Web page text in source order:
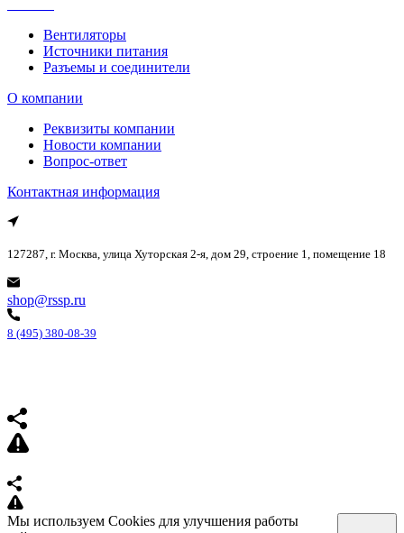
Вентиляторы
Источники питания
Разъемы и соединители
О компании
Реквизиты компании
Новости компании
Вопрос-ответ
Контактная информация
127287, г. Москва, улица Хуторская 2-я, дом 29, строение 1, помещение 18
shop@rssp.ru
8 (495) 380-08-39
Мы используем Cookies для улучшения работы